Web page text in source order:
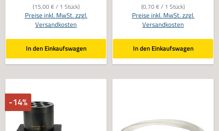
(15,00 € / 1 Stück)
Preise inkl. MwSt. zzgl.
Versandkosten
In den Einkaufswagen
(0,70 € / 1 Stück)
Preise inkl. MwSt. zzgl.
Versandkosten
In den Einkaufswagen
-14%